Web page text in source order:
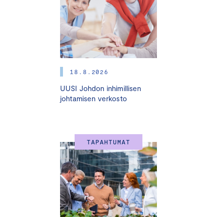
18.8.2026
UUSI Johdon inhimillisen
johtamisen verkosto
TAPAHTUMAT